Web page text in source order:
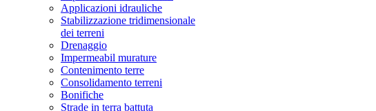
Applicazioni idrauliche
Stabilizzazione tridimensionale
dei terreni
Drenaggio
Impermeabil murature
Contenimento terre
Consolidamento terreni
Bonifiche
Strade in terra battuta